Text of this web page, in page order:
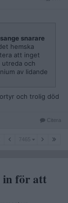
snarare
hemska
att inget
och
av lidande
och trolig död
Citera
7465
in för att